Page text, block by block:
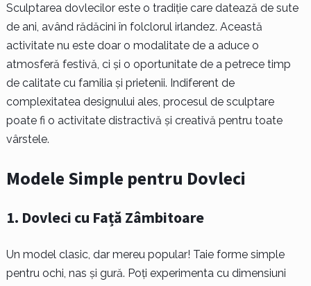
Sculptarea dovlecilor este o tradiție care datează de sute
de ani, având rădăcini în folclorul irlandez. Această
activitate nu este doar o modalitate de a aduce o
atmosferă festivă, ci și o oportunitate de a petrece timp
de calitate cu familia și prietenii. Indiferent de
complexitatea designului ales, procesul de sculptare
poate fi o activitate distractivă și creativă pentru toate
vârstele.
Modele Simple pentru Dovleci
1. Dovleci cu Față Zâmbitoare
Un model clasic, dar mereu popular! Taie forme simple
pentru ochi, nas și gură. Poți experimenta cu dimensiuni